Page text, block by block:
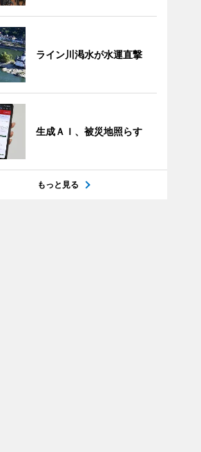
ライン川渇水が水運直撃
生成ＡＩ、被災地照らす
もっと見る